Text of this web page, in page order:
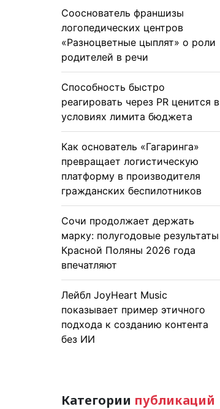
Сооснователь франшизы
логопедических центров
«Разноцветные цыплят» о роли
родителей в речи
Способность быстро
реагировать через PR ценится в
условиях лимита бюджета
Как основатель «Гагаринга»
превращает логистическую
платформу в производителя
гражданских беспилотников
Сочи продолжает держать
марку: полугодовые результаты
Красной Поляны 2026 года
впечатляют
Лейбл JoyHeart Music
показывает пример этичного
подхода к созданию контента
без ИИ
Категории публикаций